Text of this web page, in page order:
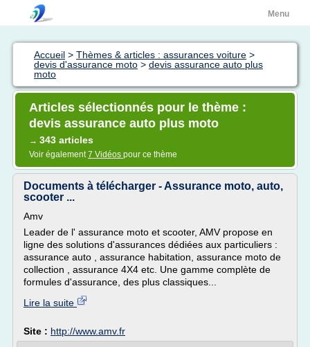
Menu
Accueil > Thèmes & articles : assurances voiture >
devis d'assurance moto > devis assurance auto plus
moto
Articles sélectionnés pour le thème :
devis assurance auto plus moto
→ 343 articles
Voir également7 Vidéos pour ce thème
Documents à télécharger - Assurance moto, auto,
scooter ...
Amv
Leader de l' assurance moto et scooter, AMV propose en
ligne des solutions d'assurances dédiées aux particuliers :
assurance auto , assurance habitation, assurance moto de
collection , assurance 4X4 etc. Une gamme complète de
formules d'assurance, des plus classiques...
Lire la suite
Site : http://www.amv.fr